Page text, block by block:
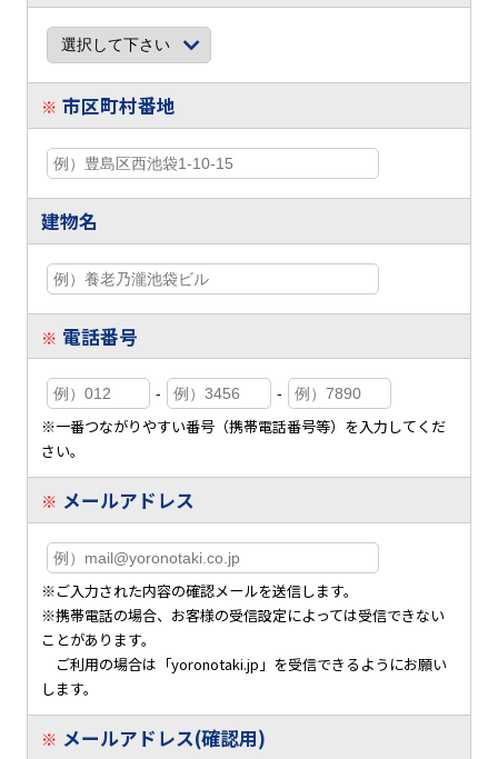
※ 市区町村番地
建物名
※ 電話番号
-
-
※一番つながりやすい番号（携帯電話番号等）を入力してくだ
さい。
※ メールアドレス
※ご入力された内容の確認メールを送信します。
※携帯電話の場合、お客様の受信設定によっては受信できない
ことがあります。
ご利用の場合は「yoronotaki.jp」を受信できるようにお願い
します。
※ メールアドレス(確認用)